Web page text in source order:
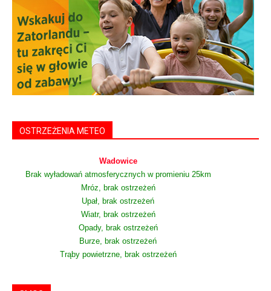
OSTRZEŻENIA METEO
Wadowice
Brak wyładowań atmosferycznych w promieniu 25km
Mróz, brak ostrzeżeń
Upał, brak ostrzeżeń
Wiatr, brak ostrzeżeń
Opady, brak ostrzeżeń
Burze, brak ostrzeżeń
Trąby powietrzne, brak ostrzeżeń